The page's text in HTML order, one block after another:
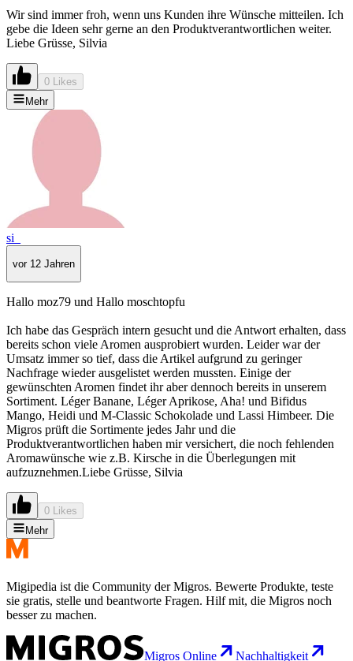
Wir sind immer froh, wenn uns Kunden ihre Wünsche mitteilen. Ich
gebe die Ideen sehr gerne an den Produktverantwortlichen weiter.
Liebe Grüsse, Silvia
0 Likes
Mehr
si_
vor 12 Jahren
Hallo moz79 und Hallo moschtopfu
Ich habe das Gespräch intern gesucht und die Antwort erhalten, dass
bereits schon viele Aromen ausprobiert wurden. Leider war der
Umsatz immer so tief, dass die Artikel aufgrund zu geringer
Nachfrage wieder ausgelistet werden mussten. Einige der
gewünschten Aromen findet ihr aber dennoch bereits in unserem
Sortiment. Léger Banane, Léger Aprikose, Aha! und Bifidus
Mango, Heidi und M-Classic Schokolade und Lassi Himbeer. Die
Migros prüft die Sortimente jedes Jahr und die
Produktverantwortlichen haben mir versichert, die noch fehlenden
Aromawünsche wie z.B. Kirsche in die Überlegungen mit
aufzuznehmen.Liebe Grüsse, Silvia
0 Likes
Mehr
Migipedia ist die Community der Migros. Bewerte Produkte, teste
sie gratis, stelle und beantworte Fragen. Hilf mit, die Migros noch
besser zu machen.
Migros Online Nachhaltigkeit